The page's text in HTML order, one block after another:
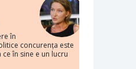
în
concurența este
în sine e un lucru